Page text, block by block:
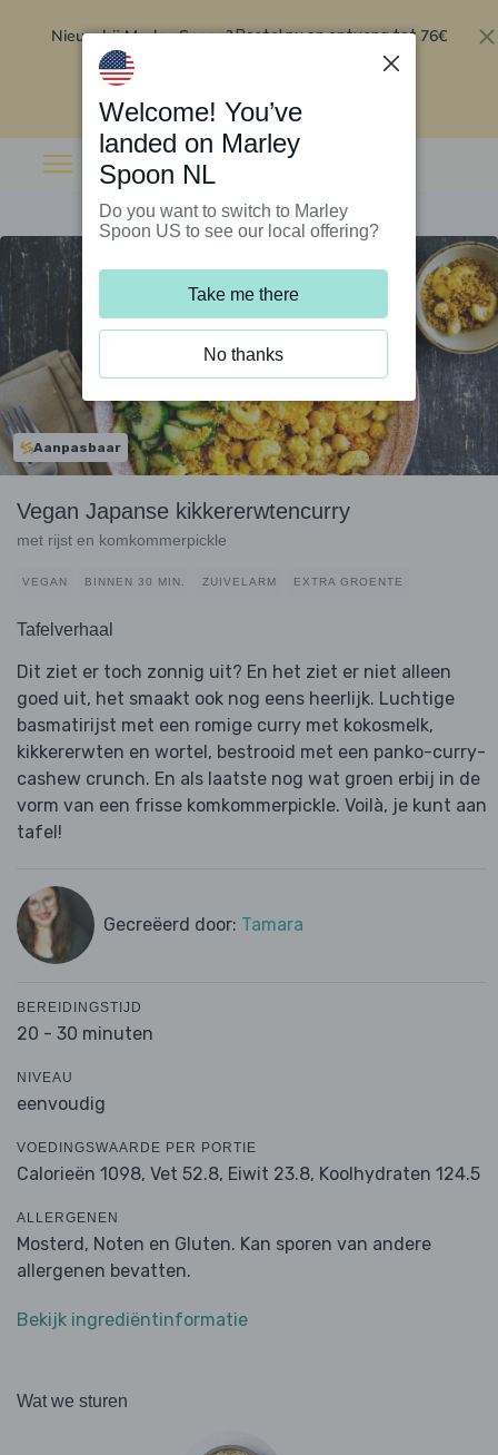
Nieuw bij Marley Spoon?Bestel nu en ontvang tot 76€
Aanpasbaar
Vegan Japanse kikkererwtencurry
met rijst en komkommerpickle
VEGAN BINNEN 30 MIN. ZUIVELARM EXTRA GROENTE
Tafelverhaal
Dit ziet er toch zonnig uit? En het ziet er niet alleen
goed uit, het smaakt ook nog eens heerlijk. Luchtige
basmatirijst met een romige curry met kokosmelk,
kikkererwten en wortel, bestrooid met een panko-curry-
cashew crunch. En als laatste nog wat groen erbij in de
vorm van een frisse komkommerpickle. Voilà, je kunt aan
tafel!
Gecreëerd door: Tamara
BEREIDINGSTIJD
20 - 30 minuten
NIVEAU
eenvoudig
VOEDINGSWAARDE PER PORTIE
Calorieën 1098, Vet 52.8, Eiwit 23.8, Koolhydraten 124.5
ALLERGENEN
Mosterd, Noten en Gluten. Kan sporen van andere
allergenen bevatten.
Bekijk ingrediëntinformatie
Wat we sturen
Welcome! You’ve
landed on Marley
Spoon NL
Do you want to switch to Marley
Spoon US to see our local offering?
Take me there
No thanks